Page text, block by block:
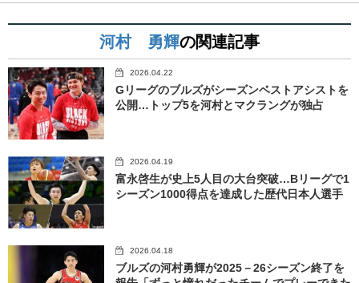
河村 勇輝の関連記事
2026.04.22
Gリーグのブルズがシーズンベストアシストを
公開…トップ5を河村とマクラングが独占
2026.04.19
富永啓生が史上5人目の大台突破…Bリーグで1
シーズン1000得点を達成した歴代日本人選手
2026.04.18
ブルズの河村勇輝が2025－26シーズン終了を